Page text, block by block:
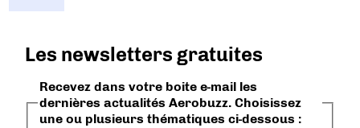
Les newsletters gratuites
Recevez dans votre boite e-mail les
dernières actualités Aerobuzz. Choisissez
une ou plusieurs thématiques ci-dessous :